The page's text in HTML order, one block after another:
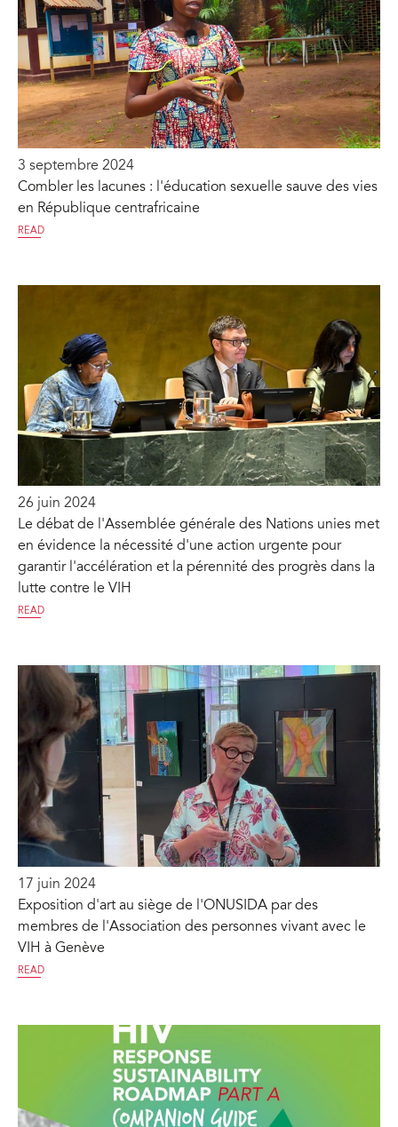
3 septembre 2024
Combler les lacunes : l'éducation sexuelle sauve des vies
en République centrafricaine
READ
26 juin 2024
Le débat de l'Assemblée générale des Nations unies met
en évidence la nécessité d'une action urgente pour
garantir l'accélération et la pérennité des progrès dans la
lutte contre le VIH
READ
17 juin 2024
Exposition d'art au siège de l'ONUSIDA par des
membres de l'Association des personnes vivant avec le
VIH à Genève
READ